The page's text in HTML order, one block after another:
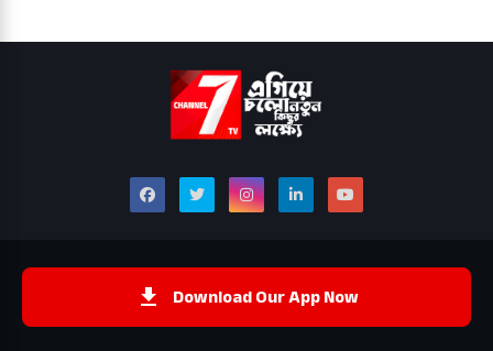
Download Our App Now